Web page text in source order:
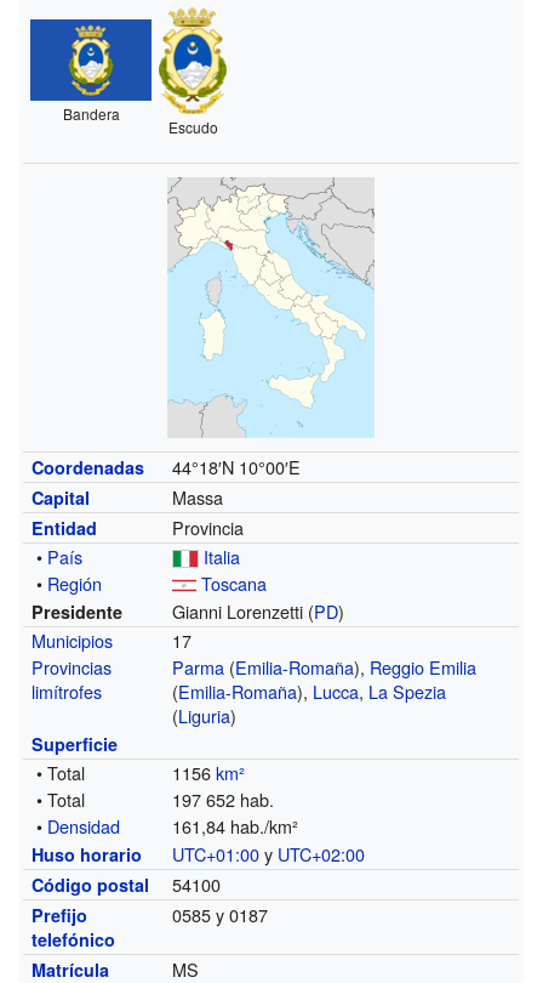
Bandera
Escudo
Coordenadas 44°18′N 10°00′E
Capital Massa
Entidad
Provincia
• País
Italia
• Región Toscana
Presidente Gianni Lorenzetti (PD)
Municipios
17
Provincias
limítrofes
Parma (Emilia-Romaña), Reggio Emilia
(Emilia-Romaña), Lucca, La Spezia
(Liguria)
Superficie
• Total 1156km²
• Total
197 652 hab.
• Densidad 161,84 hab./km²
Huso horario UTC+01:00y UTC+02:00
Código postal 54100
Prefijo
telefónico
0585 y 0187
Matrícula MS